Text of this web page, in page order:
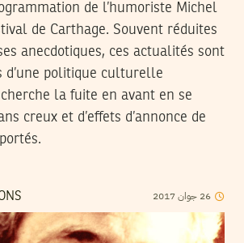
de l’humoriste Michel
de Carthage. Souvent réduites
anecdotiques, ces actualités sont
d’une politique culturelle
la fuite en avant en se
creux et d’effets d’annonce de
26 جوان2017